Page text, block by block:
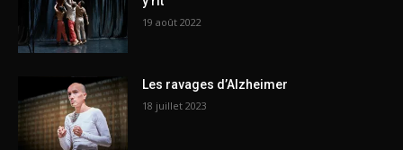
19 août 2022
Les ravages d’Alzheimer
18 juillet 2023